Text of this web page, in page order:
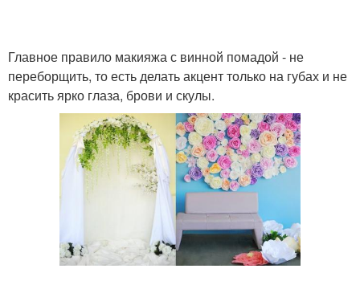
Главное правило макияжа с винной помадой - не
переборщить, то есть делать акцент только на губах и не
красить ярко глаза, брови и скулы.